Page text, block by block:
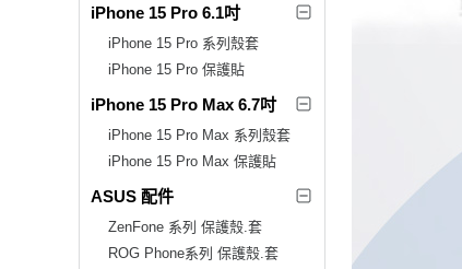
iPhone 15 Pro 6.1吋
iPhone 15 Pro 系列殼套
iPhone 15 Pro 保護貼
iPhone 15 Pro Max 6.7吋
iPhone 15 Pro Max 系列殼套
iPhone 15 Pro Max 保護貼
ASUS 配件
ZenFone 系列 保護殼.套
ROG Phone系列 保護殼.套